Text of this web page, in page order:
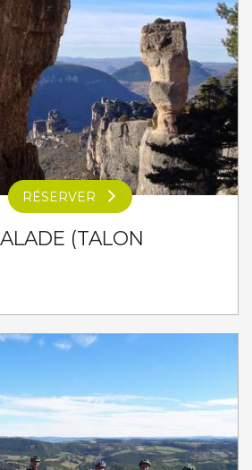
RÉSERVER
(TALON